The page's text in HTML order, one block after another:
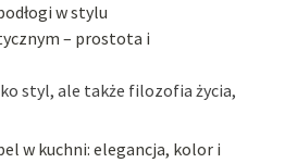
w stylu
– prostota i
styl, ale także filozofia życia,
w kuchni: elegancja, kolor i